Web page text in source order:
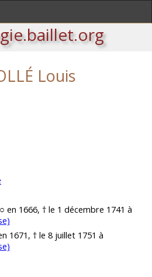
Louis
en 1666, † le 1 décembre 1741 à
1671, † le 8 juillet 1751 à